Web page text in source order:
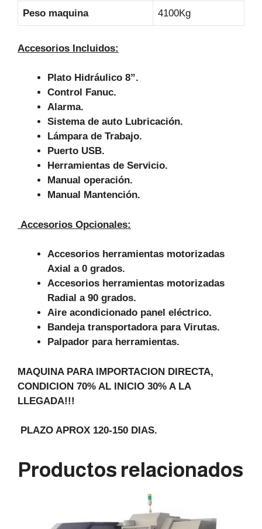
Peso maquina 4100Kg
Accesorios Incluidos:
Plato Hidráulico 8”.
Control Fanuc.
Alarma.
Sistema de auto Lubricación.
Lámpara de Trabajo.
Puerto USB.
Herramientas de Servicio.
Manual operación.
Manual Mantención.
Accesorios Opcionales:
Accesorios herramientas motorizadas
Axial a 0 grados.
Accesorios herramientas motorizadas
Radial a 90 grados.
Aire acondicionado panel eléctrico.
Bandeja transportadora para Virutas.
Palpador para herramientas.
MAQUINA PARA IMPORTACION DIRECTA,
CONDICION 70% AL INICIO 30% A LA
LLEGADA!!!
PLAZO APROX 120-150 DIAS.
Productos relacionados